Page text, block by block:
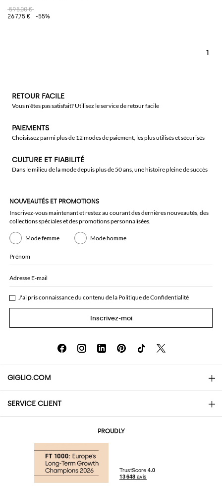
595,00 €
267,75 €
-55%
1
RETOUR FACILE
Vous n'êtes pas satisfait? Utilisez le service de retour facile
PAIEMENTS
Choisissez parmi plus de 12 modes de paiement, les plus utilisés et sécurisés
CULTURE ET FIABILITÉ
Dans le milieu de la mode depuis plus de 50 ans, une histoire pleine de succès
NOUVEAUTÉS ET PROMOTIONS
Inscrivez-vous maintenant et restez au courant des dernières nouveautés, des
collections spéciales et des promotions personnalisées.
Mode femme Mode homme
Prénom
Adresse E-mail
J'ai pris connaissance du contenu de la Politique de Confidentialité
Inscrivez-moi
GIGLIO.COM
About
Community Store
SERVICE CLIENT
Retours et Remboursements
PROUDLY